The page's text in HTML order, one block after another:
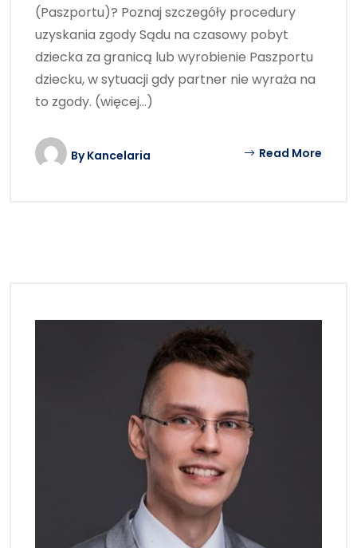
(Paszportu)? Poznaj szczegóły procedury
uzyskania zgody Sądu na czasowy pobyt
dziecka za granicą lub wyrobienie Paszportu
dziecku, w sytuacji gdy partner nie wyraża na
to zgody. (więcej…)
ByKancelaria Read More